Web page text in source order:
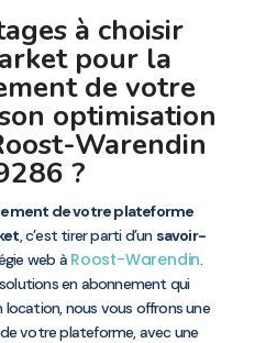
à choisir
pour la
de votre
optimisation
Warendin
?
de votre plateforme
, c’est tirer parti d’un savoir-
web à Roost-Warendin.
en abonnement qui
nous vous offrons une
votre plateforme, avec une